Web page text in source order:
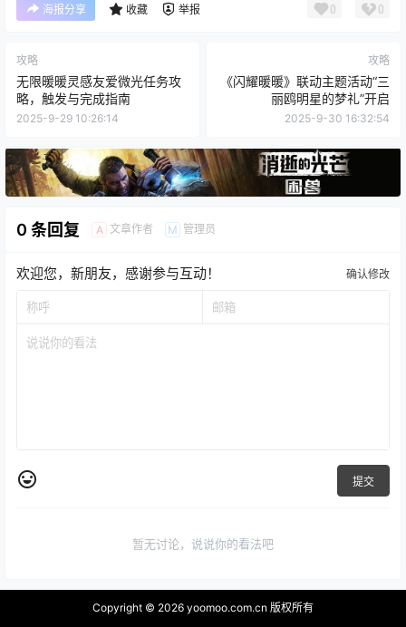
海报分享 收藏 举报 0 0
攻略
无限暖暖灵感友爱微光任务攻
略，触发与完成指南
2025-9-29 10:26:14
攻略
《闪耀暖暖》联动主题活动“三
丽鸥明星的梦礼”开启
2025-9-30 16:32:54
0 条回复 A 文章作者 M 管理员
欢迎您，新朋友，感谢参与互动！ 确认修改
提交
暂无讨论，说说你的看法吧
Copyright © 2026 yoomoo.com.cn 版权所有